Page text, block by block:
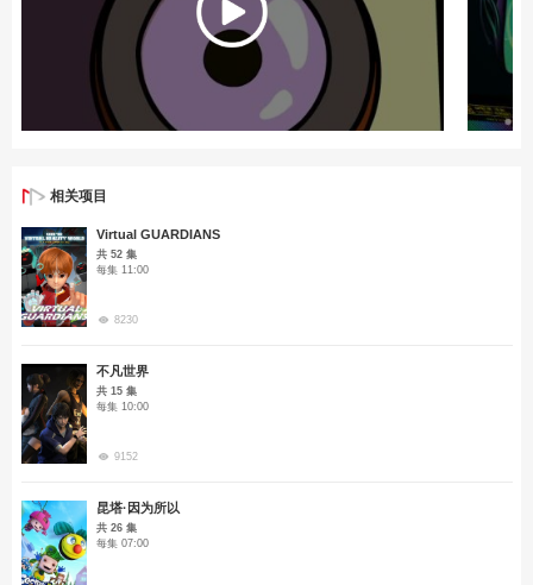
相关项目
Virtual GUARDIANS
共 52 集
每集 11:00
8230
不凡世界
共 15 集
每集 10:00
9152
昆塔·因为所以
共 26 集
每集 07:00